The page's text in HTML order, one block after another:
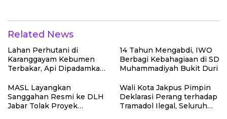
Related News
Lahan Perhutani di
Karanggayam Kebumen
Terbakar, Api Dipadamkan
14 Tahun Mengabdi, IWO
Berbagi Kebahagiaan di SD
Muhammadiyah Bukit Duri
MASL Layangkan
Sanggahan Resmi ke DLH
Jabar Tolak Proyek
Wali Kota Jakpus Pimpin
Deklarasi Perang terhadap
Tramadol Ilegal, Seluruh